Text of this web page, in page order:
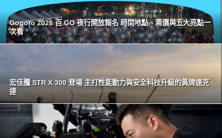
Gogoro 2026 百 GO 夜行開放報名 時間地點、票價與五大亮點一
次看
宏佳騰 STR X 300 登場 主打性能動力與安全科技升級的黃牌速克
達